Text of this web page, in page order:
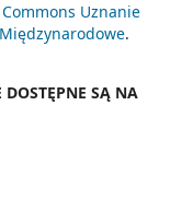
Uznanie
.
SĄ NA